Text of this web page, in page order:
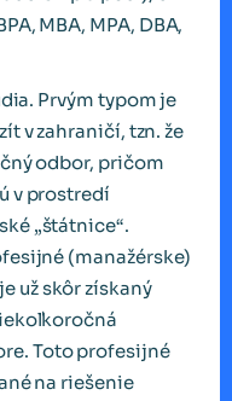
MBA, MPA, DBA,
Prvým typom je
v zahraničí, tzn. že
odbor, pričom
v prostredí
„štátnice“.
(manažérske)
už skôr získaný
Toto profesijné
na riešenie